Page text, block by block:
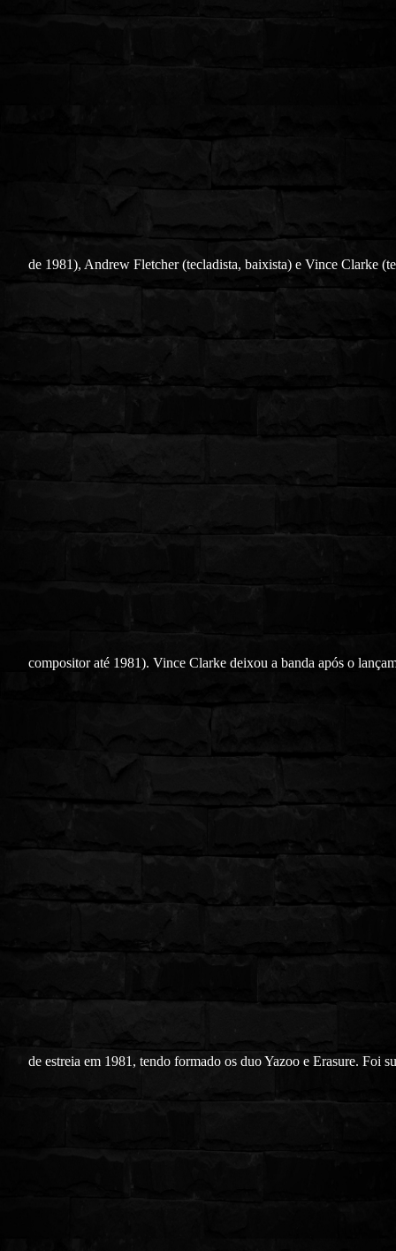
de 1981), Andrew Fletcher (tecladista, baixista) e Vince Clarke
compositor até 1981). Vince Clarke deixou a banda após o
de estreia em 1981, tendo formado os duo Yazoo e Erasure. Foi